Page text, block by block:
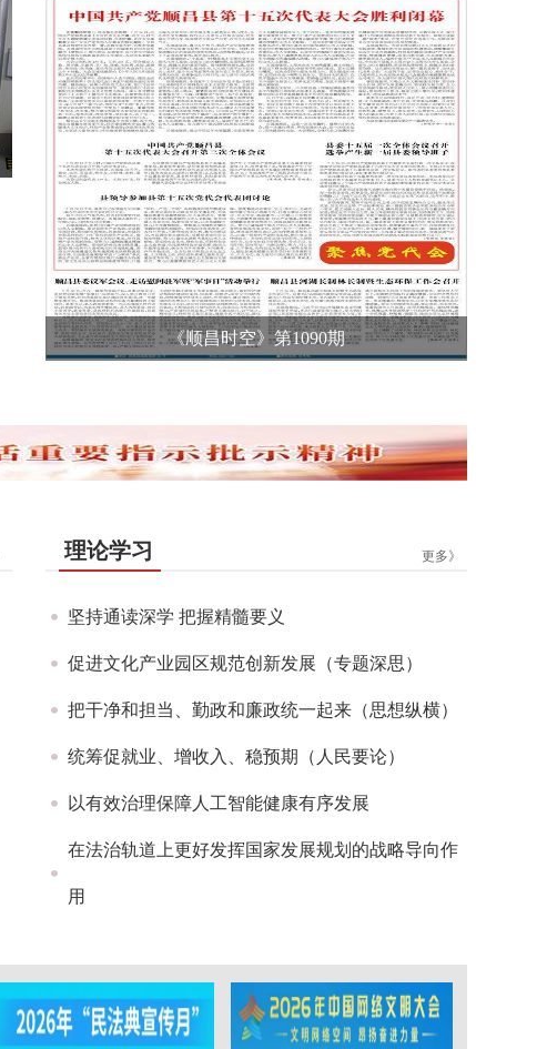
《顺昌时空》第1090期
更多》
理论学习
坚持通读深学 把握精髓要义
促进文化产业园区规范创新发展（专题深思）
把干净和担当、勤政和廉政统一起来（思想纵横）
统筹促就业、增收入、稳预期（人民要论）
以有效治理保障人工智能健康有序发展
在法治轨道上更好发挥国家发展规划的战略导向作
用